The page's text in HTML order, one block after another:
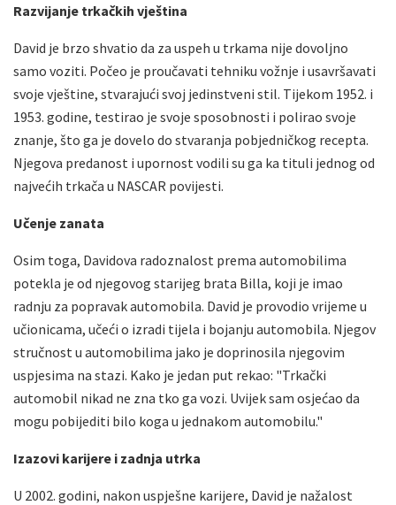
Razvijanje trkačkih vještina
David je brzo shvatio da za uspeh u trkama nije dovoljno
samo voziti. Počeo je proučavati tehniku vožnje i usavršavati
svoje vještine, stvarajući svoj jedinstveni stil. Tijekom 1952. i
1953. godine, testirao je svoje sposobnosti i polirao svoje
znanje, što ga je dovelo do stvaranja pobjedničkog recepta.
Njegova predanost i upornost vodili su ga ka tituli jednog od
najvećih trkača u NASCAR povijesti.
Učenje zanata
Osim toga, Davidova radoznalost prema automobilima
potekla je od njegovog starijeg brata Billa, koji je imao
radnju za popravak automobila. David je provodio vrijeme u
učionicama, učeći o izradi tijela i bojanju automobila. Njegov
stručnost u automobilima jako je doprinosila njegovim
uspjesima na stazi. Kako je jedan put rekao: "Trkački
automobil nikad ne zna tko ga vozi. Uvijek sam osjećao da
mogu pobijediti bilo koga u jednakom automobilu."
Izazovi karijere i zadnja utrka
U 2002. godini, nakon uspješne karijere, David je nažalost